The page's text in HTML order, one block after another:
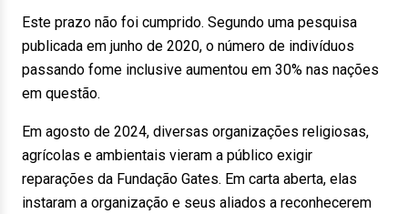
Este prazo não foi cumprido. Segundo uma pesquisa
publicada em junho de 2020, o número de indivíduos
passando fome inclusive aumentou em 30% nas nações
em questão.
Em agosto de 2024, diversas organizações religiosas,
agrícolas e ambientais vieram a público exigir
reparações da Fundação Gates. Em carta aberta, elas
instaram a organização e seus aliados a reconhecerem